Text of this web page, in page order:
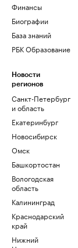
Финансы
Биографии
База знаний
РБК Образование
Новости
регионов
Санкт-Петербург
и область
Екатеринбург
Новосибирск
Омск
Башкортостан
Вологодская
область
Калининград
Краснодарский
край
Нижний